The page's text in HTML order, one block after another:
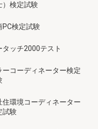
）検定試験
PC検定試験
タッチ2000テスト
ーコーディネーター検定
住環境コーディネーター
試験